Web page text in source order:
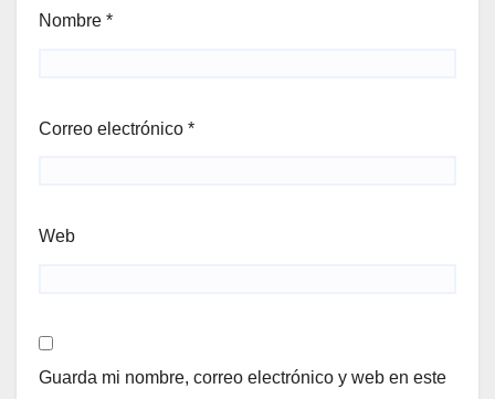
Nombre *
Correo electrónico *
Web
Guarda mi nombre, correo electrónico y web en este